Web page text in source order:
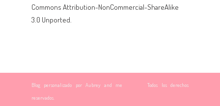
Commons Attribution-NonCommercial-ShareAlike
3.0 Unported.
Blog personalizado por Aubrey and me ThemeXposeTodos los derechos
reservados.